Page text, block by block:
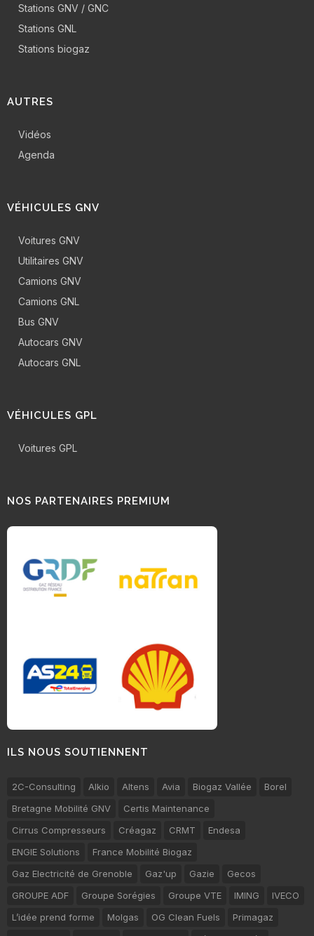
Stations GNV / GNC
Stations GNL
Stations biogaz
AUTRES
Vidéos
Agenda
VÉHICULES GNV
Voitures GNV
Utilitaires GNV
Camions GNV
Camions GNL
Bus GNV
Autocars GNV
Autocars GNL
VÉHICULES GPL
Voitures GPL
NOS PARTENAIRES PREMIUM
ILS NOUS SOUTIENNENT
2C-Consulting Alkio Altens Avia Biogaz Vallée
Borel
Bretagne Mobilité GNV
Certis Maintenance
Cirrus Compresseurs
Créagaz CRMT
Endesa
ENGIE Solutions
France Mobilité Biogaz
Gaz Electricité de Grenoble
Gaz'up Gazie
Gecos
GROUPE ADF
Groupe Sorégies Groupe VTE IMING
IVECO
L’idée prend forme
Molgas OG Clean Fuels
Primagaz